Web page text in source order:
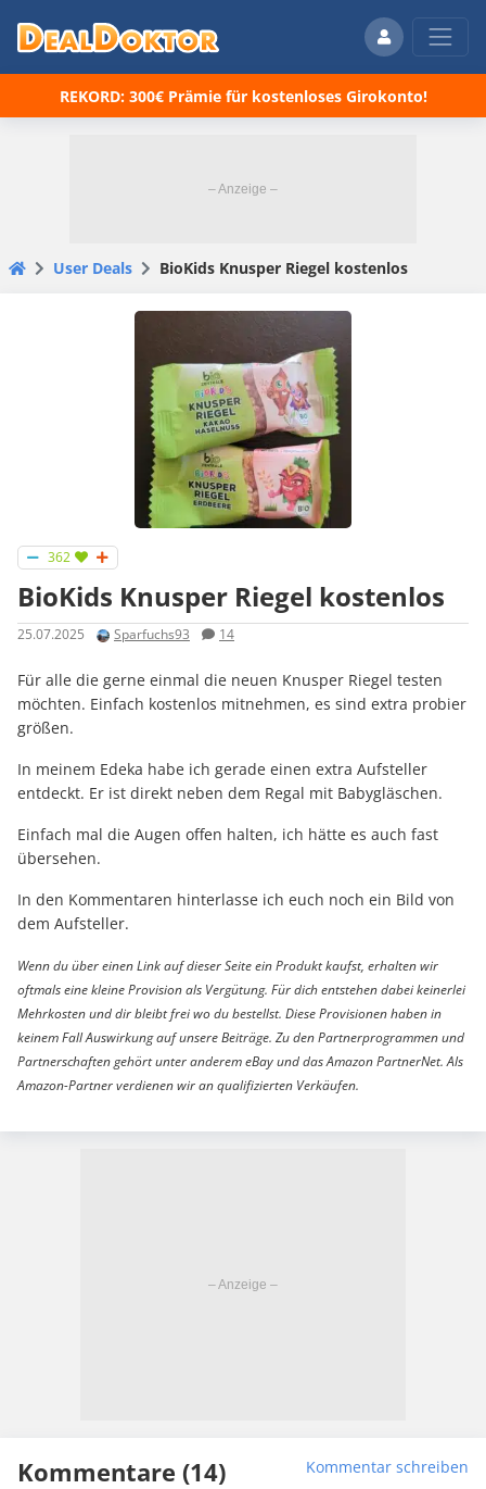
REKORD: 300€ Prämie für kostenloses Girokonto!
User Deals BioKids Knusper Riegel kostenlos
362
BioKids Knusper Riegel kostenlos
25.07.2025 Sparfuchs93 14
Für alle die gerne einmal die neuen Knusper Riegel testen
möchten. Einfach kostenlos mitnehmen, es sind extra probier
größen.
In meinem Edeka habe ich gerade einen extra Aufsteller
entdeckt. Er ist direkt neben dem Regal mit Babygläschen.
Einfach mal die Augen offen halten, ich hätte es auch fast
übersehen.
In den Kommentaren hinterlasse ich euch noch ein Bild von
dem Aufsteller.
Wenn du über einen Link auf dieser Seite ein Produkt kaufst, erhalten wir
oftmals eine kleine Provision als Vergütung. Für dich entstehen dabei keinerlei
Mehrkosten und dir bleibt frei wo du bestellst. Diese Provisionen haben in
keinem Fall Auswirkung auf unsere Beiträge. Zu den Partnerprogrammen und
Partnerschaften gehört unter anderem eBay und das Amazon PartnerNet. Als
Amazon-Partner verdienen wir an qualifizierten Verkäufen.
Kommentare (14) Kommentar schreiben